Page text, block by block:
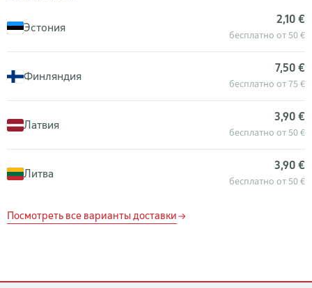
Эстония
2,10 €
бесплатно от 50 €
Финляндия
7,50 €
бесплатно от 75 €
Латвия
3,90 €
бесплатно от 50 €
Литва
3,90 €
бесплатно от 50 €
Посмотреть все варианты доставки